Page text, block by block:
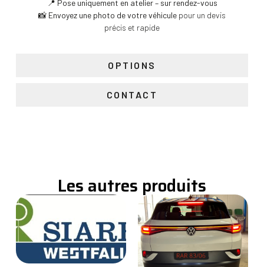
OPTIONS
CONTACT
📍 Pose uniquement en atelier – sur rendez-vous
📸 Envoyez une photo de votre véhicule pour un devis
précis et rapide
Les autres produits